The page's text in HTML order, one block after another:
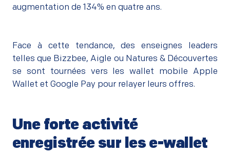
augmentation de 134% en quatre ans.
Face à cette tendance, des enseignes leaders
telles que Bizzbee, Aigle ou Natures & Découvertes
se sont tournées vers les wallet mobile Apple
Wallet et Google Pay pour relayer leurs offres.
Une forte activité
enregistrée sur les e-wallet